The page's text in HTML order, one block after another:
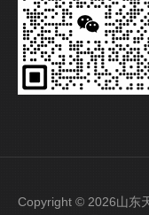
Copyright © 2026山东